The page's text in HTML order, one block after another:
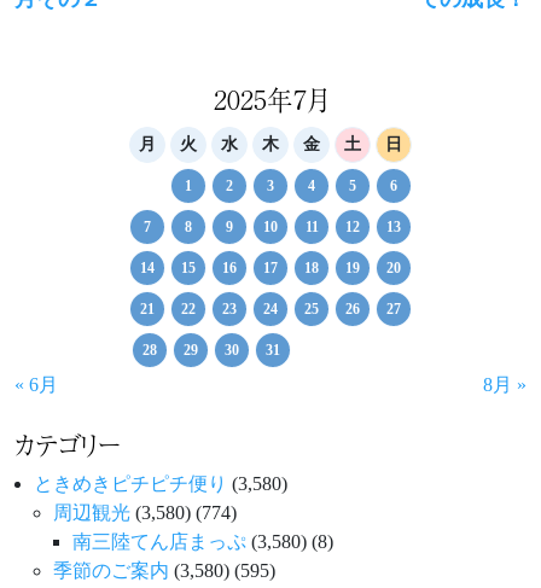
ナ
2025年7月
月 火 水 木 金 土 日
1 2 3 4 5 6
7 8 9 10 11 12 13
14 15 16 17 18 19 20
21 22 23 24 25 26 27
28 29 30 31
« 6月 8月 »
カテゴリー
ときめきピチピチ便り (3,580)
周辺観光 (3,580) (774)
南三陸てん店まっぷ (3,580) (8)
季節のご案内 (3,580) (595)